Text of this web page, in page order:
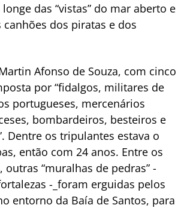
das “vistas” do mar aberto e
canhões dos piratas e dos
Afonso de Souza, com cinco
por “fidalgos, militares de
portugueses, mercenários
bombardeiros, besteiros e
Dentre os tripulantes estava o
então com 24 anos. Entre os
outras “muralhas de pedras” -
-_foram erguidas pelos
entorno da Baía de Santos, para